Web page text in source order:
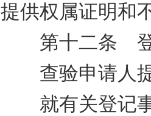
提供权属证明和
第十二条 登
查验申请人提
就有关登记事